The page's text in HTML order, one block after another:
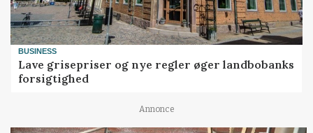
BUSINESS
Lave grisepriser og nye regler øger landbobanks
forsigtighed
Annonce